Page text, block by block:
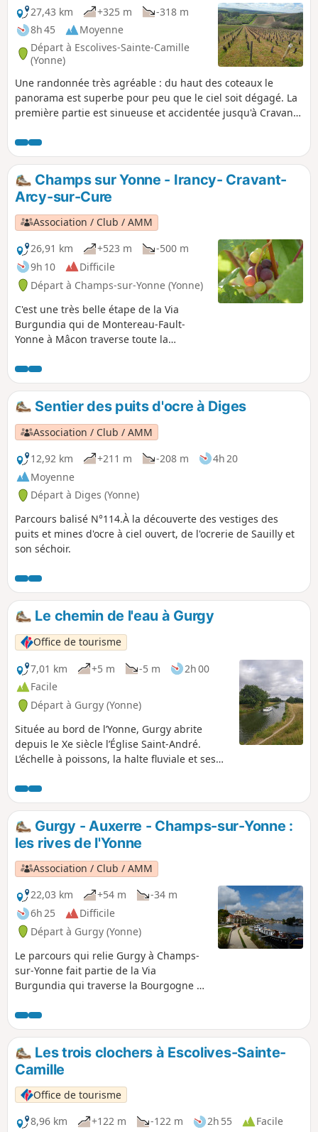
27,43 km
+325 m
-318 m
8h 45
Moyenne
Départ à Escolives-Sainte-Camille
(Yonne)
Une randonnée très agréable : du haut des coteaux le
panorama est superbe pour peu que le ciel soit dégagé. La
première partie est sinueuse et accidentée jusqu'à Cravant,
Canal du Nivernais et de l'Yonne.
Champs sur Yonne - Irancy- Cravant-
Arcy-sur-Cure
Association / Club / AMM
26,91 km
+523 m
-500 m
9h 10
Difficile
Départ à Champs-sur-Yonne (Yonne)
C'est une très belle étape de la Via
Burgundia qui de Montereau-Fault-
Yonne à Mâcon traverse toute la
randonnée sur une journée, elle peut
vous paraître difficile avec un dénivelé
de près de 500 m. Elle est cependant
d'une grande beauté et vous permettra
de dominer la vallée de l'Yonne à partir
des vignes, puis de suivre celle de la
Cure à partir de Cravant. Les villages
sont superbes avec Irancy blotti au
milieu des vignes, Cravant la médiévale
qui marque la confluence de la Cure qui
se jette dans l'Yonne, puis Accolay,
Bessy-sur-Cure et enfin Arcy-sur-Cure,
qu'il convient de prendre le temps de
sur le site
Sentier des puits d'ocre à Diges
Association / Club / AMM
12,92 km
+211 m -208 m
4h 20
Moyenne
Départ à Diges (Yonne)
Parcours balisé N°114.À la découverte des vestiges des
puits et mines d'ocre à ciel ouvert, de l'ocrerie de Sauilly et
son séchoir.
Le chemin de l'eau à Gurgy
Office de tourisme
7,01 km
+5 m -5 m
2h 00
Facile
Départ à Gurgy (Yonne)
Située au bord de l’Yonne, Gurgy abrite
depuis le Xe siècle l’Église Saint-André.
L’échelle à poissons, la halte fluviale et ses
tourné vers sa rivière et la nature.
Empruntez le chemin de l’eau et ne
manquez pas, le verger conservatoire, les
peupliers noirs ainsi que le Puits d’Enfer. À
pied, en vélo ou avec une canne à pêche,
pratiquez l’activité qui vous convient !
Gurgy - Auxerre - Champs-sur-Yonne :
les rives de l'Yonne
Association / Club / AMM
22,03 km
+54 m
-34 m
6h 25
Difficile
Départ à Gurgy (Yonne)
Le parcours qui relie Gurgy à Champs-
sur-Yonne fait partie de la Via
Burgundia qui traverse la Bourgogne de
Mâcon au Sud. C'est une petite étape
qui ne comporte pas de grandes
difficultés techniques mais elle est
variée et s'articule autour de l'Yonne
qu'elle suit, traverse ou domine. Elle
permet de traverser Auxerre qui peut
constituer un très beau lieu de séjour,
tant le patrimoine à découvrir est
Les trois clochers à Escolives-Sainte-
Camille
Office de tourisme
8,96 km
+122 m -122 m 2h 55 Facile